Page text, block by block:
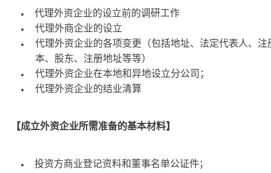
代理外资企业的设立前的调研工作
代理外商企业的设立
代理外资企业的各项变更（包括地址、法定代表人、注
本、股东、注册地址等等）
代理外资企业在本地和异地设立分公司；
代理外资企业的结业清算
【成立外资企业所需准备的基本材料】
投资方商业登记资料和董事名单公证件；